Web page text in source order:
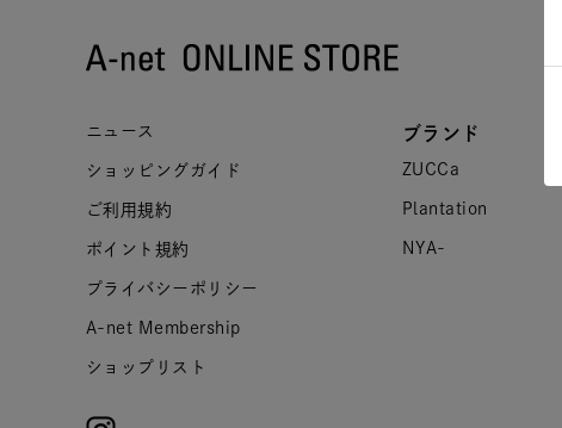
ニュース
ショッピングガイド
ご利用規約
ポイント規約
プライバシーポリシー
A-net Membership
ショップリスト
ブランド
ZUCCa
Plantation
NYA-